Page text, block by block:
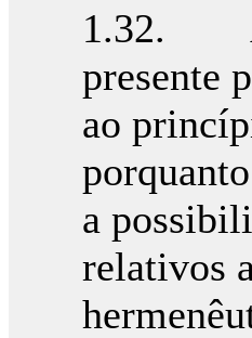
1.32. A
presente
ao
a
relativos